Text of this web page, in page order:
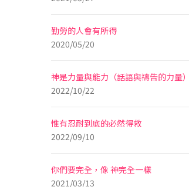
勤勞的人會有所得
2020/05/20
神是力量與能力（話語與禱告的力量）
2022/10/22
惟有忍耐到底的必然得救
2022/09/10
你們要完全，像 神完全一樣
2021/03/13